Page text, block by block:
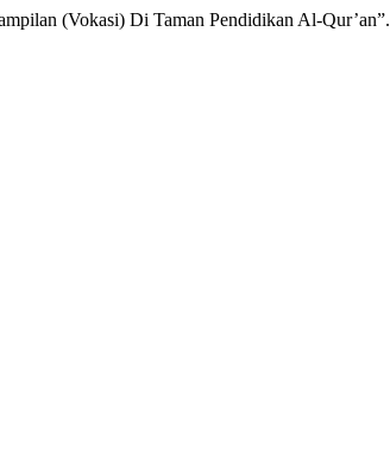
(Vokasi) Di Taman Pendidikan Al-Qur’an”.